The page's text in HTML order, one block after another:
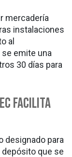
mercadería
instalaciones
al
emite una
30 días para
facilita
designado para
que se